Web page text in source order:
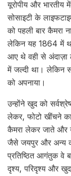
यूरोपीय और भारतीय
सोसाइटी के
को पहली बार कैमरा
लेकिन यह 1864 में
आए थे वही से
में जल्दी था। लेकिन
को अपनाया।
उन्होंने खुद को
लेकर, फोटो खींचने
कैमरा लेकर जाते और
जैसे जयपुर और अन्य
प्रतिष्ठित आगंतुक वे
दृश्य, परिदृश्य और